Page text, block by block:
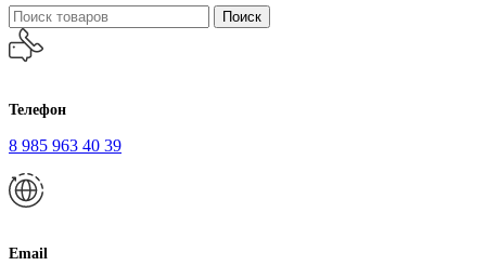
Поиск
Телефон
8 985 963 40 39
Email